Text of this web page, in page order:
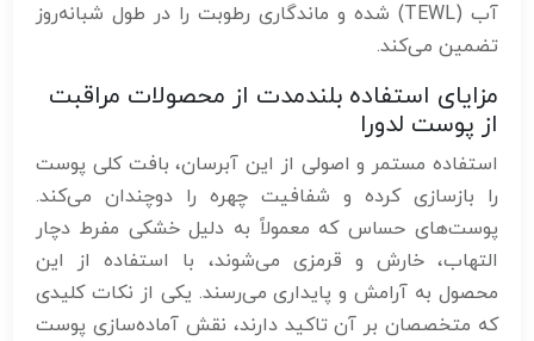
آب (TEWL) شده و ماندگاری رطوبت را در طول شبانه‌روز
تضمین می‌کند.
مزایای استفاده بلندمدت از محصولات مراقبت
از پوست لدورا
استفاده مستمر و اصولی از این آبرسان، بافت کلی پوست
را بازسازی کرده و شفافیت چهره را دوچندان می‌کند.
پوست‌های حساس که معمولاً به دلیل خشکی مفرط دچار
التهاب، خارش و قرمزی می‌شوند، با استفاده از این
محصول به آرامش و پایداری می‌رسند. یکی از نکات کلیدی
که متخصصان بر آن تاکید دارند، نقش آماده‌سازی پوست